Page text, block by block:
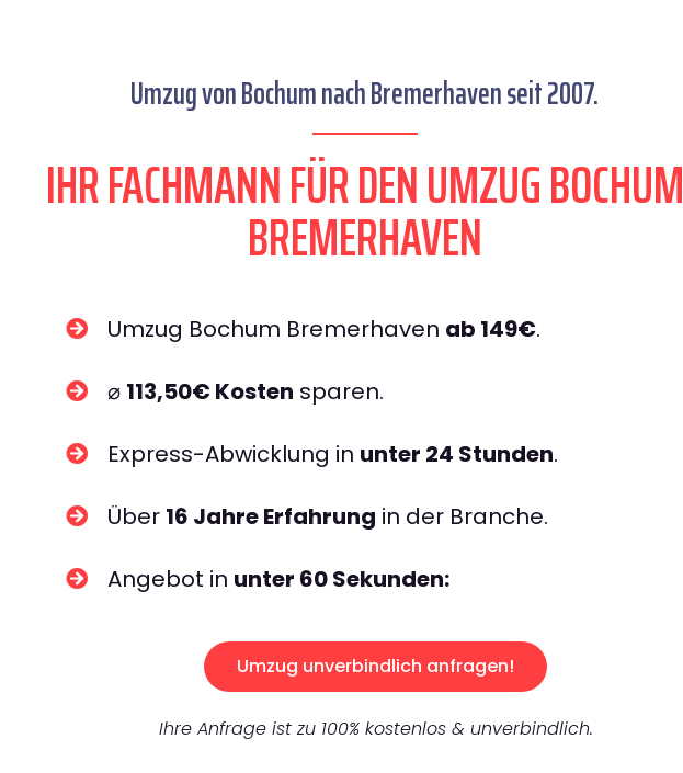
Umzug von Bochum nach Bremerhaven seit 2007.
IHR FACHMANN FÜR DEN UMZUG BOCHUM
BREMERHAVEN
Umzug Bochum Bremerhaven ab 149€.
⌀ 113,50€ Kosten sparen.
Express-Abwicklung in unter 24 Stunden.
Über 16 Jahre Erfahrung in der Branche.
Angebot in unter 60 Sekunden:
Umzug unverbindlich anfragen!
Ihre Anfrage ist zu 100% kostenlos & unverbindlich.